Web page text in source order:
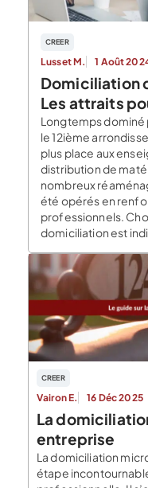
CREER
Lusset M. 1 Août
Domiciliation
Les attraits
Longtemps dominé
le 12ième
plus place aux
distribution de
nombreux
été opérés en
professionnels.
domiciliation est
CREER
Vairon E. 16 Déc 2025
La
entreprise
La domiciliation
étape